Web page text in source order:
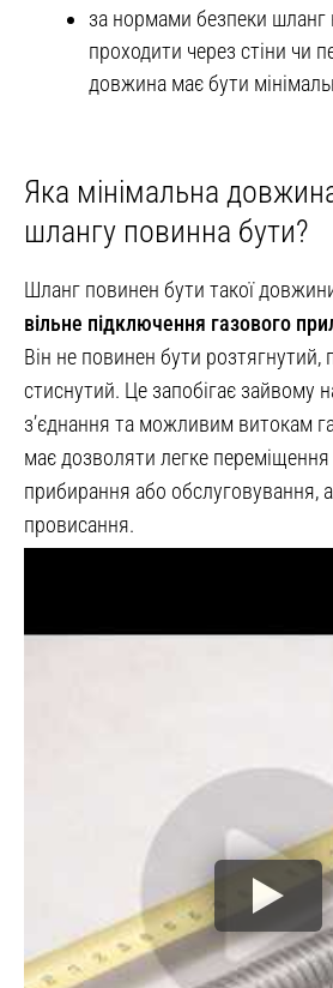
за нормами безпеки шланг
проходити через стіни чи
довжина має бути
Яка мінімальна
шлангу повинна бути?
Шланг повинен бути такої
вільне підключення газового
Він не повинен бути розтягнутий,
стиснутий. Це запобігає зайвому
з’єднання та можливим витокам
має дозволяти легке
прибирання або обслуговування,
провисання.